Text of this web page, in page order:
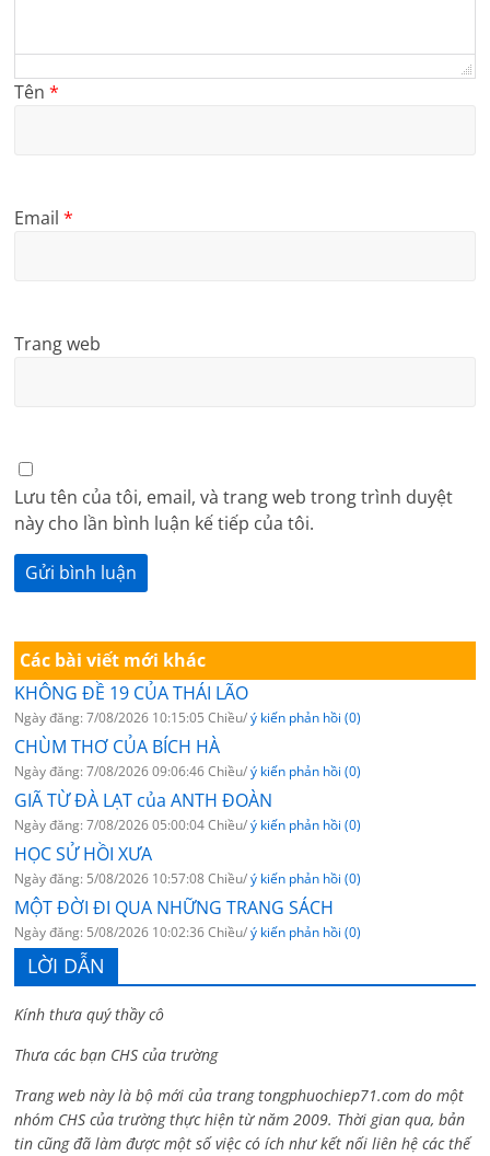
Tên*
Email*
Trang web
Lưu tên của tôi, email, và trang web trong trình duyệt
này cho lần bình luận kế tiếp của tôi.
Các bài viết mới khác
KHÔNG ĐỀ 19 CỦA THÁI LÃO
Ngày đăng: 7/08/2026 10:15:05 Chiều/ý kiến phản hồi (0)
CHÙM THƠ CỦA BÍCH HÀ
Ngày đăng: 7/08/2026 09:06:46 Chiều/ý kiến phản hồi (0)
GIÃ TỪ ĐÀ LẠT của ANTH ĐOÀN
Ngày đăng: 7/08/2026 05:00:04 Chiều/ý kiến phản hồi (0)
HỌC SỬ HỒI XƯA
Ngày đăng: 5/08/2026 10:57:08 Chiều/ý kiến phản hồi (0)
MỘT ĐỜI ĐI QUA NHỮNG TRANG SÁCH
Ngày đăng: 5/08/2026 10:02:36 Chiều/ý kiến phản hồi (0)
LỜI DẪN
Kính thưa quý thầy cô
Thưa các bạn CHS của trường
Trang web này là bộ mới của trang tongphuochiep71.com do một
nhóm CHS của trường thực hiện từ năm 2009. Thời gian qua, bản
tin cũng đã làm được một số việc có ích như kết nối liên hệ các thế